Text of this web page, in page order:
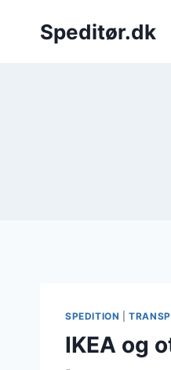
Speditør.dk
SPEDITION |
IKEA og